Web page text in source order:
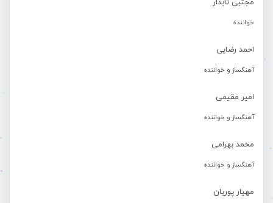
مجتبی تابدار
خواننده
احمد رضایی
آهنگساز و خواننده
امیر مقیمی
آهنگساز و خواننده
محمد بهرامی
آهنگساز و خواننده
مهیار پوریان